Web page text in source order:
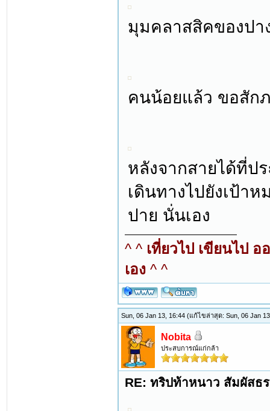
มุมคลาสสิคของปา
คนน้อยแล้ว ขอสัก
หลังจากสายได้ที่ป
เดินทางไปยังเป้า
ปาย นั่นเอง
^ ^ เที่ยวไป เขียนไป
เอง ^ ^
Sun, 06 Jan 13, 16:44(แก้ไขล่าสุด: Sun, 06 Jan
Nobita
ประสบการณ์แก่กล้า
RE: ทริปท้าหนาว สัมผัสธ